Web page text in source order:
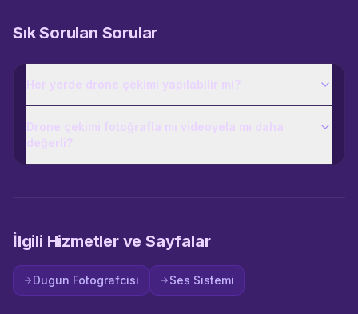
Sık Sorulan Sorular
Her yerde drone çekimi yapılabilir mi?
Drone çekimi fotoğrafla mı videoyela mı daha
değerli?
İlgili Hizmetler ve Sayfalar
Dugun Fotografcisi Ses Sistemi